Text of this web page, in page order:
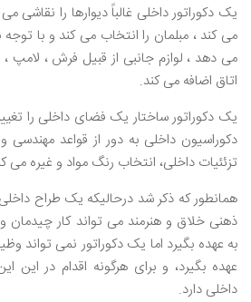
یک دکوراتور داخلی غالباً دیوارها را نقاشی
می کند ، مبلمان را انتخاب می کند و با
می دهد ، لوازم جانبی از قبیل فرش ، لامپ ،
اتاق اضافه می کند.
یک دکوراتور ساختار یک فضای داخلی را
دکوراسیون داخلی به دور از قواعد
تزئئیات داخلی، انتخاب رنگ مواد و غیره می
همانطور که ذکر شد درحالیکه یک طراح
ذهنی خلاق و هنرمند می تواند کار چیدمان
به عهده بگیرد اما یک دکوراتور نمی تواند
عهده بگیرد، و برای هرگونه اقدام در این
داخلی دارد.